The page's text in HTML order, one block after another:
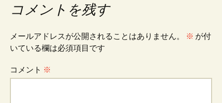
ビ
ゲ
ー
コメントを残す
メールアドレスが公開されることはありません。 ※ が付
いている欄は必須項目です
コメント ※